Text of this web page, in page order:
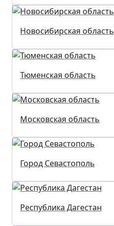
Новосибирская область
Тюменская область
Московская область
Город Севастополь
Республика Дагестан